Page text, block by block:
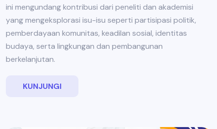
ini mengundang kontribusi dari peneliti dan akademisi
yang mengeksplorasi isu-isu seperti partisipasi politik,
pemberdayaan komunitas, keadilan sosial, identitas
budaya, serta lingkungan dan pembangunan
berkelanjutan.
KUNJUNGI